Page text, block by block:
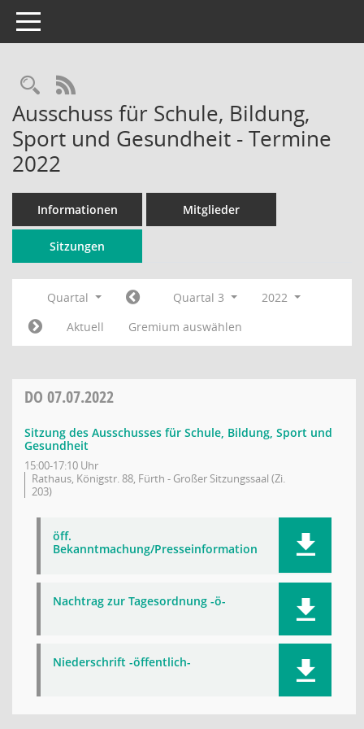
Toggle navigation
Rechercheauswahl
RSS-Feed
Ausschuss für Schule, Bildung,
Sport und Gesundheit - Termine
2022
Informationen Mitglieder
Sitzungen
Quartal Quartal 3
2022
Aktuell
Gremium auswählen
DO 07.07.2022
Sitzung des Ausschusses für Schule, Bildung, Sport und
Gesundheit
15:00-17:10 Uhr
Rathaus, Königstr. 88, Fürth - Großer Sitzungssaal (Zi.
203)
öff.
Bekanntmachung/Presseinformation
Nachtrag zur Tagesordnung -ö-
Niederschrift -öffentlich-